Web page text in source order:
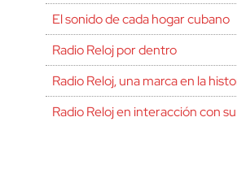
El sonido de cada hogar cubano
Radio Reloj por dentro
Radio Reloj, una marca en la
Radio Reloj en interacción con